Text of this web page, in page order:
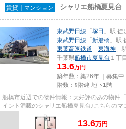
賃貸｜マンション シャリエ船橋夏見台
東武野田線 「 塚田 」駅 徒
東武野田線 「 新船橋 」駅
東葉高速鉄道 「 東海神 」
千葉県船橋市夏見台 １丁
13.6万円
築年数：築26年 ｜募集中
階数：9階建 地下1階
船橋市近辺での物件情報：大好評のあの物件
イント満載のシャリエ船橋夏見台♪こちらの
支払いいただけます♪こちら...
13.6万円